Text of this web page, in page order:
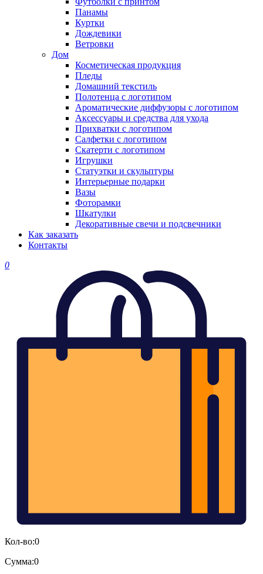
Панамы
Куртки
Дождевики
Ветровки
Дом
Косметическая продукция
Пледы
Домашний текстиль
Полотенца с логотипом
Ароматические диффузоры с логотипом
Аксессуары и средства для ухода
Прихватки с логотипом
Салфетки с логотипом
Скатерти с логотипом
Игрушки
Статуэтки и скульптуры
Интерьерные подарки
Вазы
Фоторамки
Шкатулки
Декоративные свечи и подсвечники
Как заказать
Контакты
0
Кол-во:0
Сумма:0